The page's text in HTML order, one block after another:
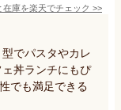
在庫を楽天でチェック >>
でパスタやカレ
丼ランチにもぴ
でも満足できる